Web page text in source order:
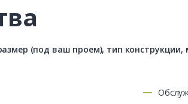
(под ваш проем), тип конструкции,